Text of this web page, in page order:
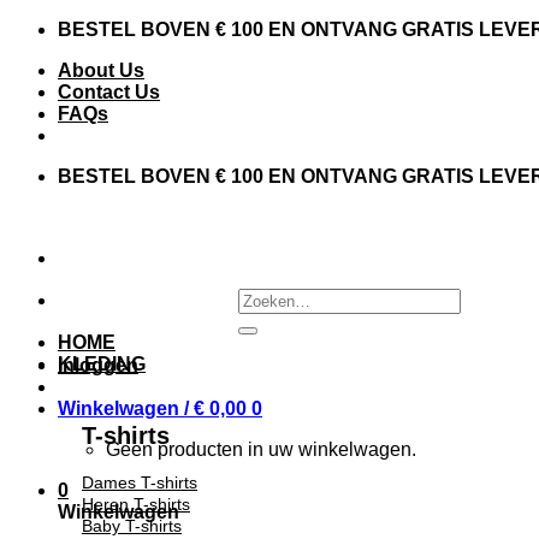
Skip
content
BESTEL BOVEN € 100 EN ONTVANG GRATIS
About Us
Contact Us
FAQs
BESTEL BOVEN € 100 EN ONTVANG GRATIS
Zoeken
naar:
Inloggen
Winkelwagen /€ 0,00 0
Geen producten in uw winkelwagen.
0
Winkelwagen
HOME
KLEDING
T-shirts
Dames T-shirts
Heren T-shirts
Baby T-shirts